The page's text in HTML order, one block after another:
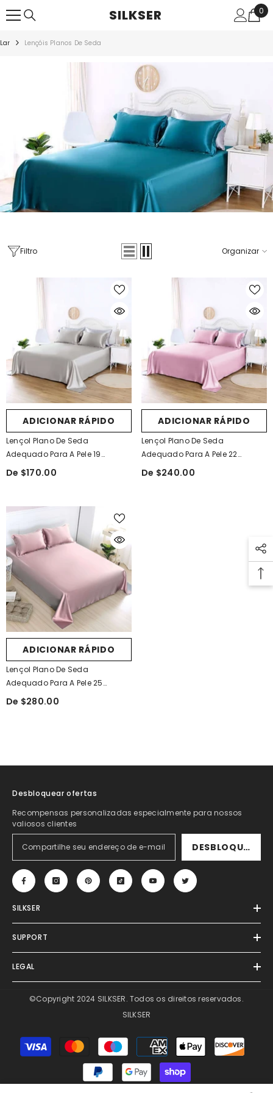
PULAR PARA O CONTEÚDO SILKSER 0
0
Lar Lençóis Planos De Seda
Filtro Organizar
ADICIONAR RÁPIDO
Lençol Plano De Seda
Adequado Para A Pele 19
Momme
De $170.00
ADICIONAR RÁPIDO
Lençol Plano De Seda
Adequado Para A Pele 22
Momme
De $240.00
ADICIONAR RÁPIDO
Lençol Plano De Seda
Adequado Para A Pele 25
Momme
De $280.00
Desbloquear ofertas
Recompensas personalizadas especialmente para nossos
valiosos clientes
DESBLOQUEAR
SILKSER
SUPPORT
LEGAL
©Copyright 2024 SILKSER. Todos os direitos reservados.
SILKSER
Formas
de
pagamento